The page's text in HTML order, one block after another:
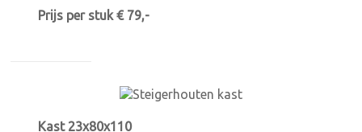
Prijs per stuk € 79,-
Kast 23x80x110